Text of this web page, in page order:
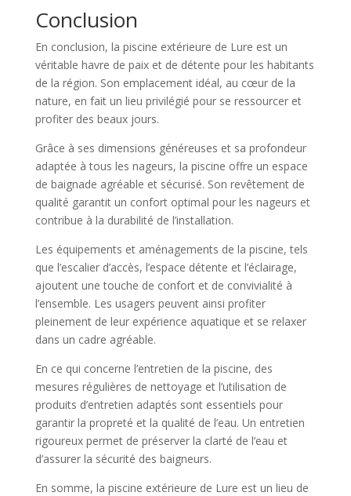
Conclusion
En conclusion, la piscine extérieure de Lure est un
véritable havre de paix et de détente pour les habitants
de la région. Son emplacement idéal, au cœur de la
nature, en fait un lieu privilégié pour se ressourcer et
profiter des beaux jours.
Grâce à ses dimensions généreuses et sa profondeur
adaptée à tous les nageurs, la piscine offre un espace
de baignade agréable et sécurisé. Son revêtement de
qualité garantit un confort optimal pour les nageurs et
contribue à la durabilité de l’installation.
Les équipements et aménagements de la piscine, tels
que l’escalier d’accès, l’espace détente et l’éclairage,
ajoutent une touche de confort et de convivialité à
l’ensemble. Les usagers peuvent ainsi profiter
pleinement de leur expérience aquatique et se relaxer
dans un cadre agréable.
En ce qui concerne l’entretien de la piscine, des
mesures régulières de nettoyage et l’utilisation de
produits d’entretien adaptés sont essentiels pour
garantir la propreté et la qualité de l’eau. Un entretien
rigoureux permet de préserver la clarté de l’eau et
d’assurer la sécurité des baigneurs.
En somme, la piscine extérieure de Lure est un lieu de